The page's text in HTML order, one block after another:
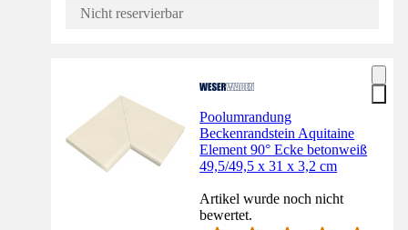
Nicht reservierbar
Poolumrandung
Beckenrandstein Aquitaine
Element 90° Ecke betonweiß
49,5/49,5 x 31 x 3,2 cm
Artikel wurde noch nicht
bewertet.